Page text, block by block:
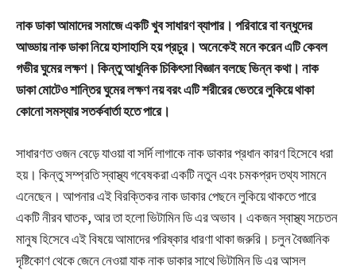
নাক ডাকা আমাদের সমাজে একটি খুব সাধারণ ব্যাপার। পরিবারে বা বন্ধুদের
আড্ডায় নাক ডাকা নিয়ে হাসাহাসি হয় প্রচুর। অনেকেই মনে করেন এটি কেবল
গভীর ঘুমের লক্ষণ। কিন্তু আধুনিক চিকিৎসা বিজ্ঞান বলছে ভিন্ন কথা। নাক
ডাকা মোটেও শান্তির ঘুমের লক্ষণ নয় বরং এটি শরীরের ভেতরে লুকিয়ে থাকা
কোনো সমস্যার সতর্কবার্তা হতে পারে।
সাধারণত ওজন বেড়ে যাওয়া বা সর্দি লাগাকে নাক ডাকার প্রধান কারণ হিসেবে ধরা
হয়। কিন্তু সম্প্রতি স্বাস্থ্য গবেষকরা একটি নতুন এবং চমকপ্রদ তথ্য সামনে
এনেছেন। আপনার এই বিরক্তিকর নাক ডাকার পেছনে লুকিয়ে থাকতে পারে
একটি নীরব ঘাতক, আর তা হলো ভিটামিন ডি এর অভাব। একজন স্বাস্থ্য সচেতন
মানুষ হিসেবে এই বিষয়ে আমাদের পরিষ্কার ধারণা থাকা জরুরি। চলুন বৈজ্ঞানিক
দৃষ্টিকোণ থেকে জেনে নেওয়া যাক নাক ডাকার সাথে ভিটামিন ডি এর আসল